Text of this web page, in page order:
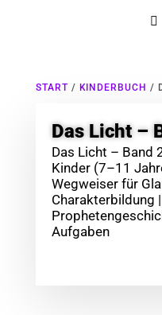
START / KINDERBUCH /
Das Licht –
Das Licht – Band
Kinder (7–11
Wegweiser für
Charakterbildung
Aufgaben